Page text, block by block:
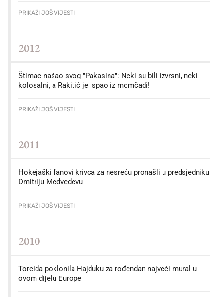
PRIKAŽI JOŠ VIJESTI
2012
Štimac našao svog "Pakasina": Neki su bili izvrsni, neki
kolosalni, a Rakitić je ispao iz momčadi!
PRIKAŽI JOŠ VIJESTI
2011
Hokejaški fanovi krivca za nesreću pronašli u predsjedniku
Dmitriju Medvedevu
PRIKAŽI JOŠ VIJESTI
2010
Torcida poklonila Hajduku za rođendan najveći mural u
ovom dijelu Europe